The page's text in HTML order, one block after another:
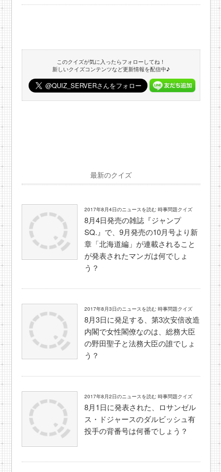
このクイズが気に入ったらフォローしてね！
新しいクイズコンテンツなど更新情報を配信中♪
最新のクイズ
2017年8月4日のニュースを読む 時事問題クイズ
8月4日発売の雑誌『ジャンプ
SQ.』で、9月発売の10月号より新
章「北海道編」が連載されること
が発表されたマンガは何でしょ
う？
2017年8月3日のニュースを読む 時事問題クイズ
8月3日に発足する、第3次安倍改造
内閣で女性閣僚なのは、総務大臣
の野田聖子と法務大臣の誰でしょ
う？
2017年8月2日のニュースを読む 時事問題クイズ
8月1日に発表された、ロサンゼル
ス・ドジャースのダルビッシュ有
投手の背番号は何番でしょう？